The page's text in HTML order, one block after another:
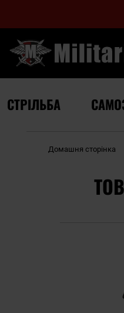
СТРІЛЬБА
Домашня сторінка